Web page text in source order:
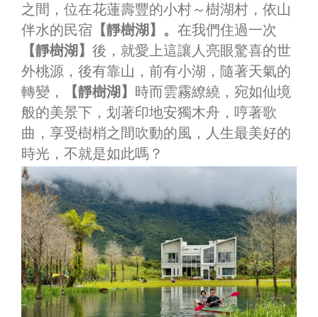
之間，位在花蓮壽豐的小村～樹湖村，依山
伴水的民宿 【靜樹湖】。 在我們住過一次
【靜樹湖】 後，就愛上這讓人亮眼驚喜的世
外桃源，後有靠山，前有小湖，隨著天氣的
轉變，
【靜樹湖】 時而雲霧繚繞，宛如仙境
般的美景下，划著印地安獨木舟，哼著歌
曲，享受樹梢之間吹動的風，人生最美好的
時光，不就是如此嗎？